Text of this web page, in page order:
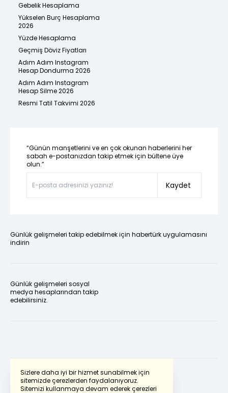
Sizlere daha iyi bir hizmet sunabilmek için
sitemizde çerezlerden faydalanıyoruz.
Sitemizi kullanmaya devam ederek çerezleri
Gebelik Hesaplama
Yükselen Burç Hesaplama
2026
Yüzde Hesaplama
Geçmiş Döviz Fiyatları
Adım Adım Instagram
Hesap Dondurma 2026
Adım Adım Instagram
Hesap Silme 2026
Resmi Tatil Takvimi 2026
“Günün manşetlerini ve en çok okunan haberlerini her
sabah e-postanızdan takip etmek için bültene üye
olun.”
Kaydet
Günlük gelişmeleri takip edebilmek için habertürk uygulamasını
indirin
Günlük gelişmeleri sosyal
medya hesaplarından takip
edebilirsiniz.